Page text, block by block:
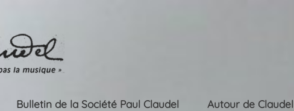
Bulletin de la Société Paul Claudel Autour de Claudel